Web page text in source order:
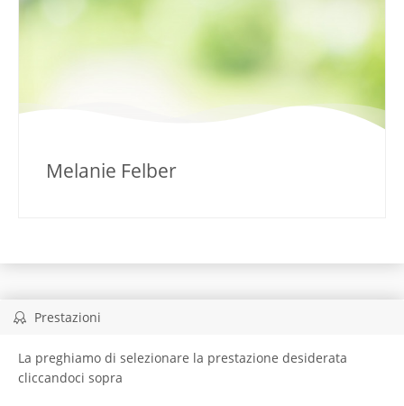
Melanie Felber
Prestazioni
La preghiamo di selezionare la prestazione desiderata
cliccandoci sopra